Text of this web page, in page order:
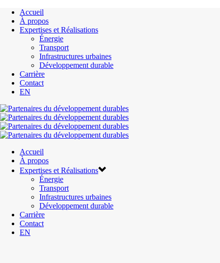
Accueil
À propos
Expertises et Réalisations
Énergie
Transport
Infrastructures urbaines
Développement durable
Carrière
Contact
EN
Accueil
À propos
Expertises et Réalisations
Énergie
Transport
Infrastructures urbaines
Développement durable
Carrière
Contact
EN